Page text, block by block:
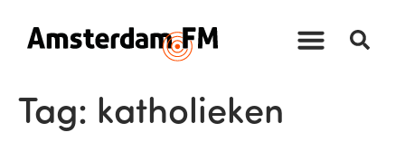
Tag: katholieken